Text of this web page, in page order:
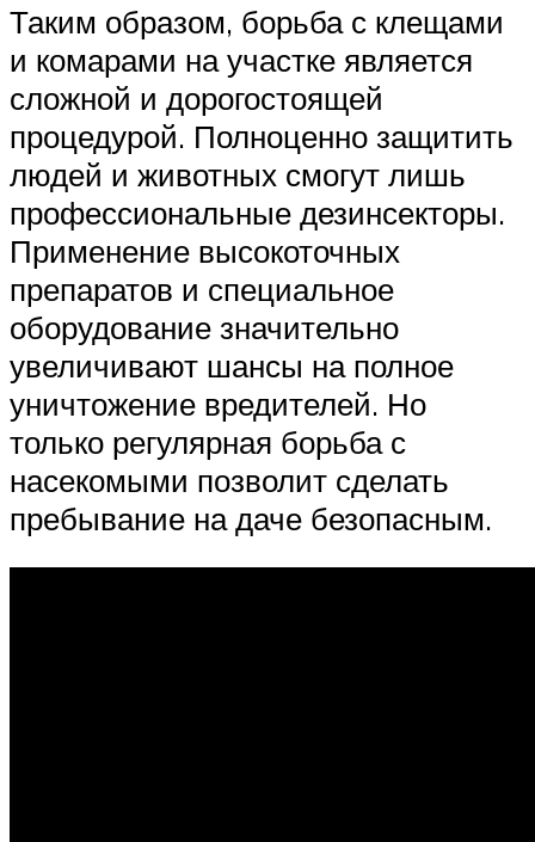
Таким образом, борьба с клещами
и комарами на участке является
сложной и дорогостоящей
процедурой. Полноценно защитить
людей и животных смогут лишь
профессиональные дезинсекторы.
Применение высокоточных
препаратов и специальное
оборудование значительно
увеличивают шансы на полное
уничтожение вредителей. Но
только регулярная борьба с
насекомыми позволит сделать
пребывание на даче безопасным.